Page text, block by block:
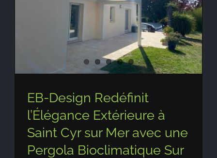
EB-Design Redéfinit
l’Élégance Extérieure à
Saint Cyr sur Mer avec une
Pergola Bioclimatique Sur